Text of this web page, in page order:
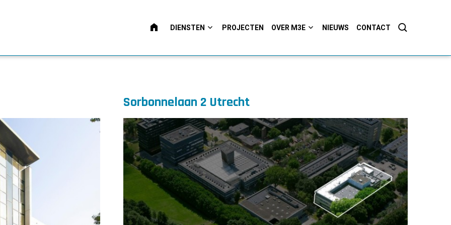
HOMEDIENSTEN PROJECTEN OVER M3E NIEUWS CONTACT
Sorbonnelaan 2 Utrecht